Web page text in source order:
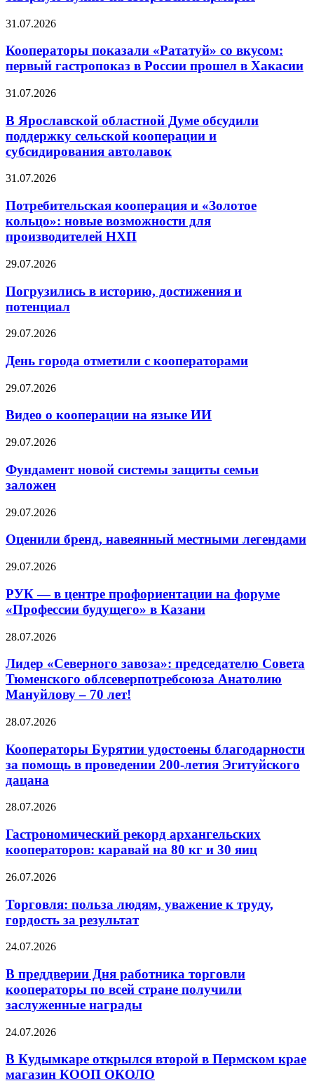
31.07.2026
Кооператоры показали «Рататуй» со вкусом:
первый гастропоказ в России прошел в Хакасии
31.07.2026
В Ярославской областной Думе обсудили
поддержку сельской кооперации и
субсидирования автолавок
31.07.2026
Потребительская кооперация и «Золотое
кольцо»: новые возможности для
производителей НХП
29.07.2026
Погрузились в историю, достижения и
потенциал
29.07.2026
День города отметили с кооператорами
29.07.2026
Видео о кооперации на языке ИИ
29.07.2026
Фундамент новой системы защиты семьи
заложен
29.07.2026
Оценили бренд, навеянный местными легендами
29.07.2026
РУК — в центре профориентации на форуме
«Профессии будущего» в Казани
28.07.2026
Лидер «Северного завоза»: председателю Совета
Тюменского облсеверпотребсоюза Анатолию
Мануйлову – 70 лет!
28.07.2026
Кооператоры Бурятии удостоены благодарности
за помощь в проведении 200-летия Эгитуйского
дацана
28.07.2026
Гастрономический рекорд архангельских
кооператоров: каравай на 80 кг и 30 яиц
26.07.2026
Торговля: польза людям, уважение к труду,
гордость за результат
24.07.2026
В преддверии Дня работника торговли
кооператоры по всей стране получили
заслуженные награды
24.07.2026
В Кудымкаре открылся второй в Пермском крае
магазин КООП ОКОЛО